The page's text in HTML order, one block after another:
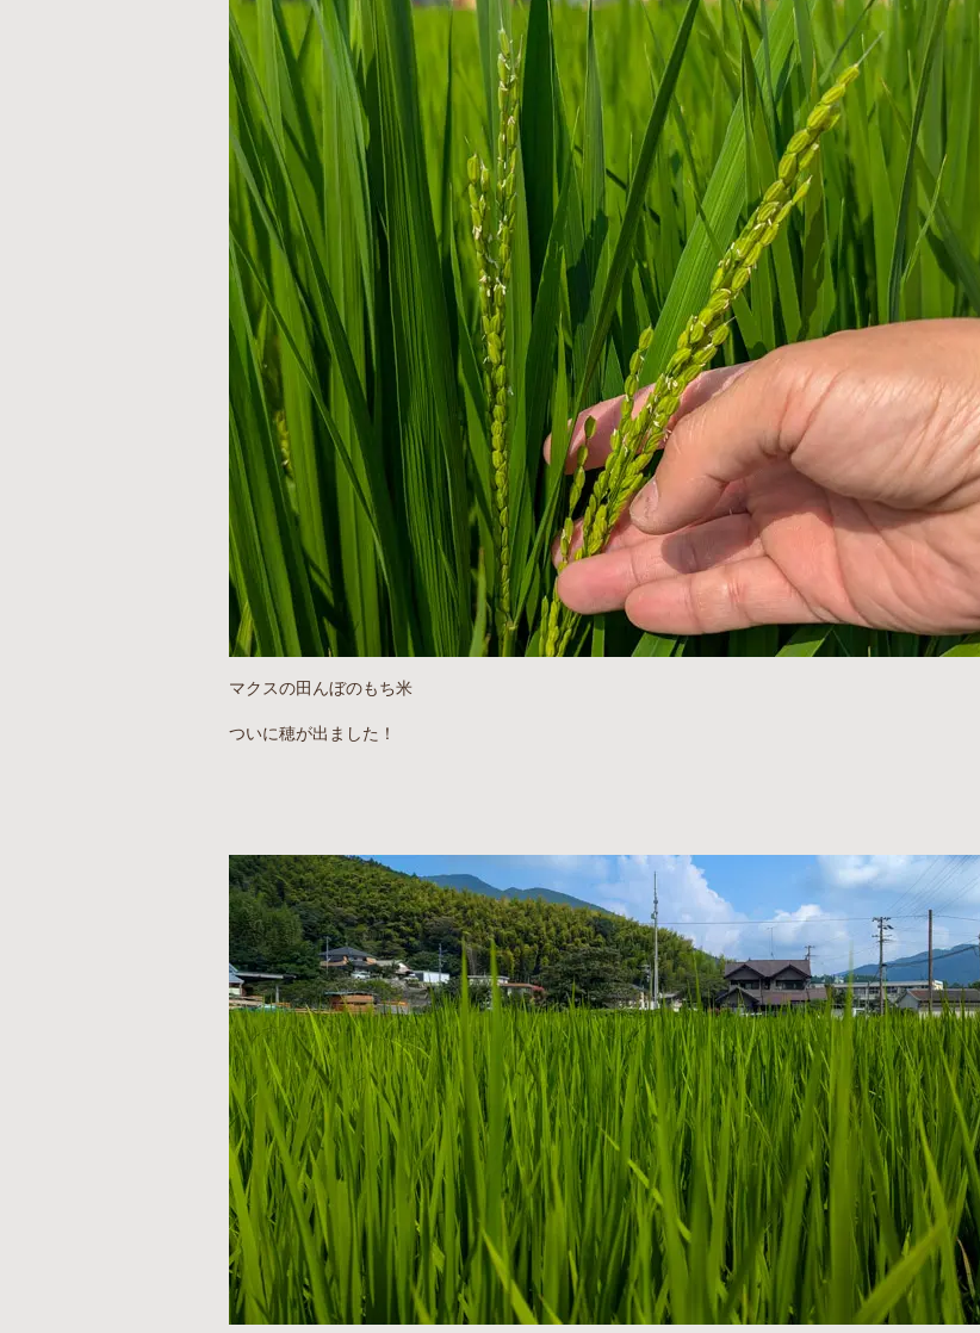
マクスの田んぼのもち米
ついに穂が出ました！